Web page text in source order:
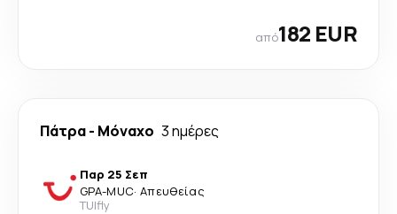
από182 EUR
Πάτρα- Μόναχο 3 ημέρες
Παρ 25 Σεπ
GPA-MUC· Απευθείας
TUIfly